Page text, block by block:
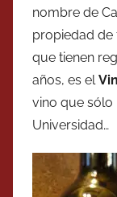
nombre de
propiedad de
que tienen
años, es el
vino que sólo
Universidad…